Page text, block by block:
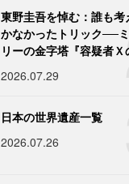
東野圭吾を悼む：誰も考
かなかったトリック──
リーの金字塔『容疑者Ｘ
2026.07.29
日本の世界遺産一覧
2026.07.26